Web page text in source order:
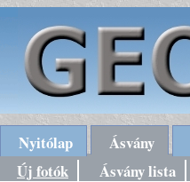
Nyitólap Ásvány
Új fotók
Ásvány lista